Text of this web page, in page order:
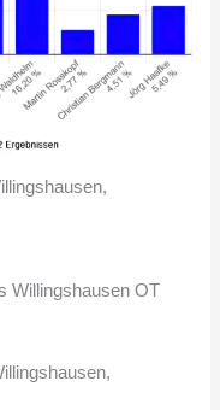
Willingshausen OT